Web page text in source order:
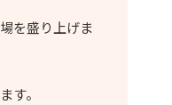
を盛り上げま
す。